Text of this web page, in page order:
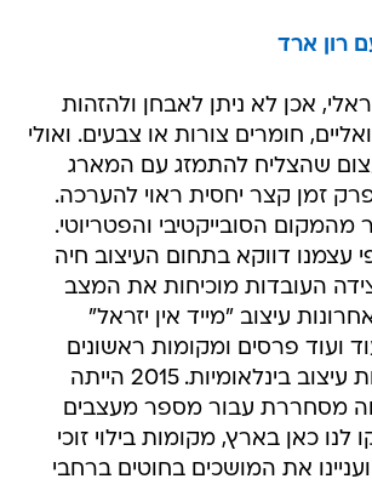
רון ארד
אכן לא ניתן לאבחן ולהזהות
חומרים צורות או צבעים. ואולי
שהצליח להתמזג עם המארג
זמן קצר יחסית ראוי להערכה.
מהמקום הסובייקטיבי והפטריוטי.
עצמנו דווקא בתחום העיצוב חיה
העובדות מוכיחות את המצב
עיצוב "מייד אין יזראל"
ועוד פרסים ומקומות ראשונים
במסגרת תחרויות עיצוב בינלאומיות. 2015 הייתה
מסחררת עבור מספר מעצבים
לנו כאן בארץ, מקומות בילוי זוכי
את המושכים בחוטים ברחבי